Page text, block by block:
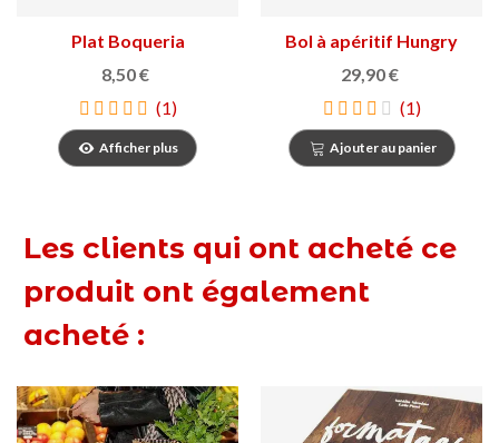
Plat Boqueria
personnages
8,50 €
(1)
Afficher plus
Bol à apéritif Hungry
Bird
29,90 €
(1)
Ajouter au panier
Les clients qui ont acheté ce
produit ont également
acheté :